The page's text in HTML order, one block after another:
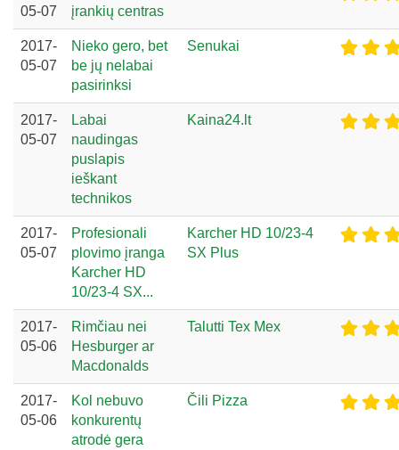
05-07 įrankių centras
2017-
05-07
Nieko gero, bet
be jų nelabai
pasirinksi
Senukai
2017-
05-07
Labai
naudingas
puslapis
ieškant
technikos
Kaina24.lt
2017-
05-07
Profesionali
plovimo įranga
Karcher HD
10/23-4 SX...
Karcher HD 10/23-4
SX Plus
2017-
05-06
Rimčiau nei
Hesburger ar
Macdonalds
Talutti Tex Mex
2017-
05-06
Kol nebuvo
konkurentų
atrodė gera
Čili Pizza